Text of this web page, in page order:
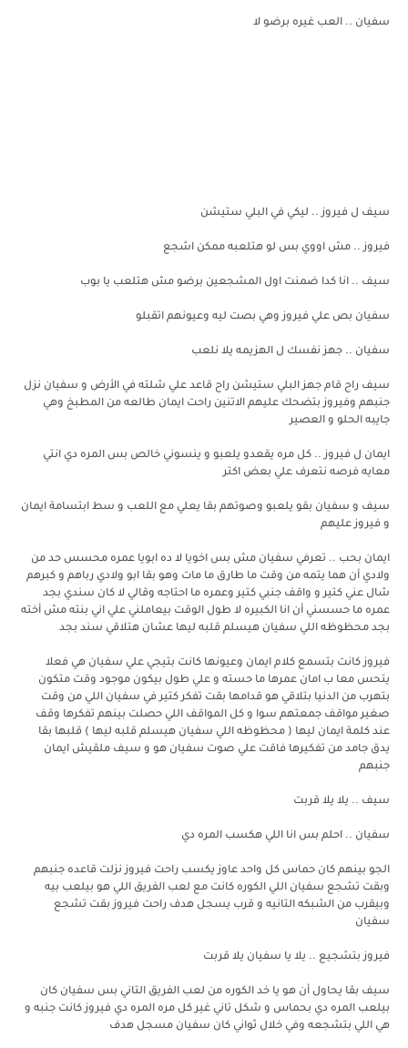
سفيان .. العب غيره برضو لا
سيف ل فيروز .. ليكي في البلي ستيشن
فيروز .. مش اووي بس لو هتلعبه ممكن اشجع
سيف .. انا كدا ضمنت اول المشجعين برضو مش هتلعب يا بوب
سفيان بص علي فيروز وهي بصت ليه وعيونهم اتقبلو
سفيان .. جهز نفسك ل الهزيمه يلا نلعب
سيف راح قام جهز البلي ستيشن راح قاعد علي شلته في الأرض و سفيان نزل
جنبهم وفيروز بتضحك عليهم الاتنين راحت ايمان طالعه من المطبخ وهي
جايبه الحلو و العصير
ايمان ل فيروز .. كل مره يقعدو يلعبو و ينسوني خالص بس المره دي انتي
معايه فرصه نتعرف علي بعض اكتر
سيف و سفيان بقو يلعبو وصوتهم بقا يعلي مع اللعب و سط ابتسامة ايمان
و فيروز عليهم
ايمان بحب .. تعرفي سفيان مش بس اخويا لا ده ابويا عمره محسس حد من
ولادي أن هما يتمه من وقت ما طارق ما مات وهو بقا ابو ولادي رباهم و كبرهم
شال عني كتير و واقف جنبي كتير وعمره ما احتاجه وقالي لا كان سندي بجد
عمره ما حسسني أن انا الكبيره لا طول الوقت بيعاملني علي اني بنته مش أخته
بجد محظوظه اللي سفيان هيسلم قلبه ليها عشان هتلاقي سند بجد
فيروز كانت بتسمع كلام ايمان وعيونها كانت بتيجي علي سفيان هي فعلا
يتحس معا ب امان عمرها ما حسته و علي طول بيكون موجود وقت متكون
بتهرب من الدنيا بتلاقي هو قدامها بقت تفكر كتير في سفيان اللي من وقت
صغير مواقف جمعتهم سوا و كل المواقف اللي حصلت بينهم تفكرها وقف
عند كلمة ايمان ليها ( محظوظه اللي سفيان هيسلم قلبه ليها ) قلبها بقا
يدق جامد من تفكيرها فاقت علي صوت سفيان هو و سيف ملقيش ايمان
جنبهم
سيف .. يلا يلا قربت
سفيان .. احلم بس انا اللي هكسب المره دي
الجو بينهم كان حماس كل واحد عاوز يكسب راحت فيروز نزلت قاعده جنبهم
وبقت تشجع سفيان اللي الكوره كانت مع لعب الفريق اللي هو بيلعب بيه
وبيقرب من الشبكه التانيه و قرب يسجل هدف راحت فيروز بقت تشجع
سفيان
فيروز بتشجيع .. يلا يا سفيان يلا قربت
سيف بقا يحاول أن هو يا خد الكوره من لعب الفريق التاني بس سفيان كان
بيلعب المره دي بحماس و شكل تاني غير كل مره المره دي فيروز كانت جنبه و
هي اللي بتشجعه وفي خلال ثواني كان سفيان مسجل هدف